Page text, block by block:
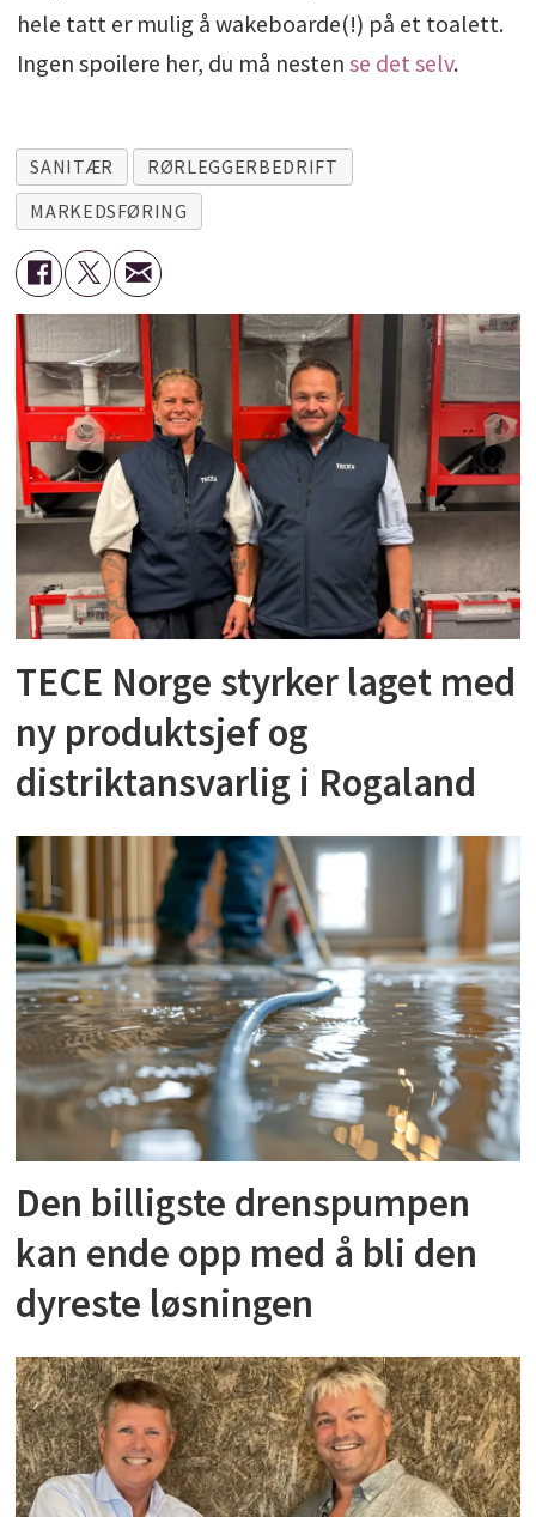
hele tatt er mulig å wakeboarde(!) på et toalett.
Ingen spoilere her, du må nesten se det selv.
SANITÆR
RØRLEGGERBEDRIFT
MARKEDSFØRING
TECE Norge styrker laget med
ny produktsjef og
distriktansvarlig i Rogaland
Den billigste drenspumpen
kan ende opp med å bli den
dyreste løsningen